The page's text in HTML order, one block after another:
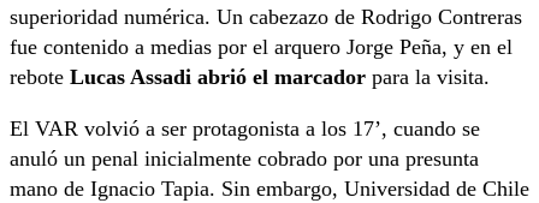
superioridad numérica. Un cabezazo de Rodrigo Contreras
fue contenido a medias por el arquero Jorge Peña, y en el
rebote Lucas Assadi abrió el marcador para la visita.
El VAR volvió a ser protagonista a los 17’, cuando se
anuló un penal inicialmente cobrado por una presunta
mano de Ignacio Tapia. Sin embargo, Universidad de Chile